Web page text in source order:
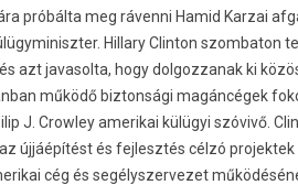
próbálta meg rávenni Hamid Kar­zai
Hil­la­ry Clin­ton szom­baton
azt javasol­ta, hogy dol­gozzanak ki
működő bi­zton­sági magáncégek
J. Crow­ley amerikai külügyi szóvivő.
újjáépítést és fej­lesztés célzó pro­jek­tek
cég és segélys­zervezet